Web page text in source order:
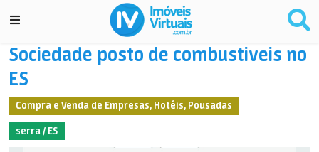
Sociedade posto de combustiveis no
ES
Compra e Venda de Empresas, Hotéis, Pousadas
serra / ES